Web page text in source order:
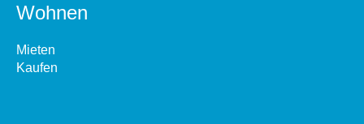
Wohnen
Mieten
Kaufen